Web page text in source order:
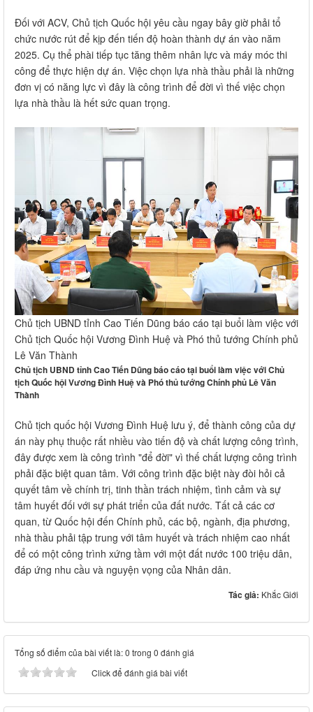
Đối với ACV, Chủ tịch Quốc hội yêu cầu ngay bây giờ phải tổ
chức nước rút để kịp đến tiến độ hoàn thành dự án vào năm
2025. Cụ thể phài tiếp tục tăng thêm nhân lực và máy móc thi
công để thực hiện dự án. Việc chọn lựa nhà thầu phải là những
đơn vị có năng lực vì đây là công trình để đời vì thế việc chọn
lựa nhà thầu là hết sức quan trọng.
Chủ tịch UBND tỉnh Cao Tiến Dũng báo cáo tại buổi làm việc với
Chủ tịch Quốc hội Vương Đình Huệ và Phó thủ tướng Chính phủ
Lê Văn Thành
Chủ tịch UBND tỉnh Cao Tiến Dũng báo cáo tại buổi làm việc với Chủ
tịch Quốc hội Vương Đình Huệ và Phó thủ tướng Chính phủ Lê Văn
Thành
Chủ tịch quốc hội Vương Đình Huệ lưu ý, để thành công của dự
án này phụ thuộc rất nhiều vào tiến độ và chất lượng công trình,
đây được xem là công trình "để đời" vì thế chất lượng công trình
phải đặc biệt quan tâm. Với công trình đặc biệt này đòi hỏi cả
quyết tâm về chính trị, tinh thần trách nhiệm, tình cảm và sự
tâm huyết đối với sự phát triển của đất nước. Tất cả các cơ
quan, từ Quốc hội đến Chính phủ, các bộ, ngành, địa phương,
nhà thầu phải tập trung với tâm huyết và trách nhiệm cao nhất
để có một công trình xứng tầm với một đất nước 100 triệu dân,
đáp ứng nhu cầu và nguyện vọng của Nhân dân.
Tác giả: Khắc Giới
Tổng số điểm của bài viết là: 0 trong 0 đánh giá
Click để đánh giá bài viết